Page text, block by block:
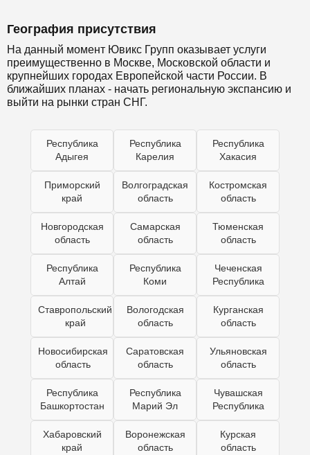
География присутствия
На данный момент Ювикс Групп оказывает услуги
преимущественно в Москве, Московской области и
крупнейших городах Европейской части России. В
ближайших планах - начать региональную экспансию и
выйти на рынки стран СНГ.
Республика
Адыгея
Республика
Карелия
Республика
Хакасия
Приморский
край
Волгоградская
область
Костромская
область
Новгородская
область
Самарская
область
Тюменская
область
Республика
Алтай
Республика
Коми
Чеченская
Республика
Ставропольский
край
Вологодская
область
Курганская
область
Новосибирская
область
Саратовская
область
Ульяновская
область
Республика
Башкортостан
Республика
Марий Эл
Чувашская
Республика
Хабаровский
край
Воронежская
область
Курская
область